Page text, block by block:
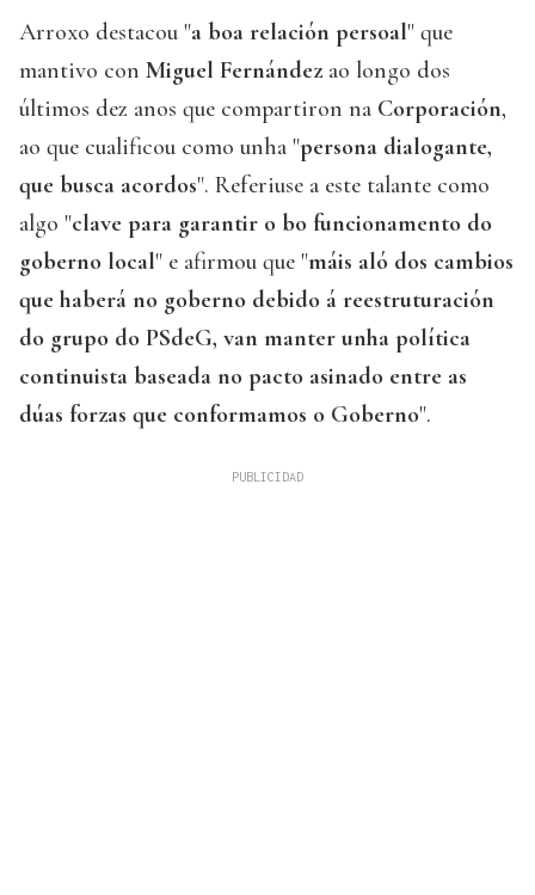
Arroxo destacou "a boa relación persoal" que
mantivo con Miguel Fernández ao longo dos
últimos dez anos que compartiron na Corporación,
ao que cualificou como unha "persona dialogante,
que busca acordos". Referiuse a este talante como
algo "clave para garantir o bo funcionamento do
goberno local" e afirmou que "máis aló dos cambios
que haberá no goberno debido á reestruturación
do grupo do PSdeG, van manter unha política
continuista baseada no pacto asinado entre as
dúas forzas que conformamos o Goberno".